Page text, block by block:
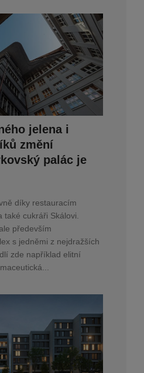
jelena i
změní
palác je
díky restauracím
také cukráři Skálovi.
především
s jedněmi z nejdražších
zde například elitní